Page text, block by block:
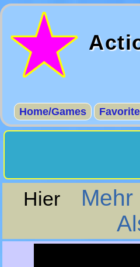
Home/Games
Hier Mehr